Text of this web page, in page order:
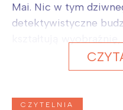
Mai. Nic w tym
detektywistyczne
kształtują wyobraźnię,
CZYTELNIA